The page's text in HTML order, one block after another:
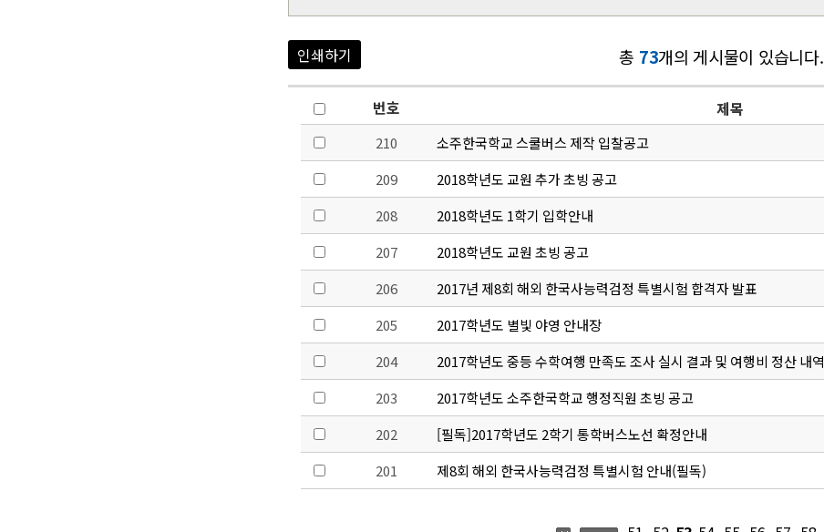
인쇄하기 총 73개의 게시물이 있습니다.
번호 제목
210 소주한국학교 스쿨버스 제작 입찰공고
209
2018학년도 교원 추가 초빙 공고
208
2018학년도 1학기 입학안내
207
2018학년도 교원 초빙 공고
206
2017년 제8회 해외 한국사능력검정 특별시험 합격자 발표
205
2017학년도 별빛 야영 안내장
204
2017학년도 중등 수학여행 만족도 조사 실시 결과 및 여행비 정산 내역
203
2017학년도 소주한국학교 행정직원 초빙 공고
202
[필독]2017학년도 2학기 통학버스노선 확정안내
201
제8회 해외 한국사능력검정 특별시험 안내(필독)